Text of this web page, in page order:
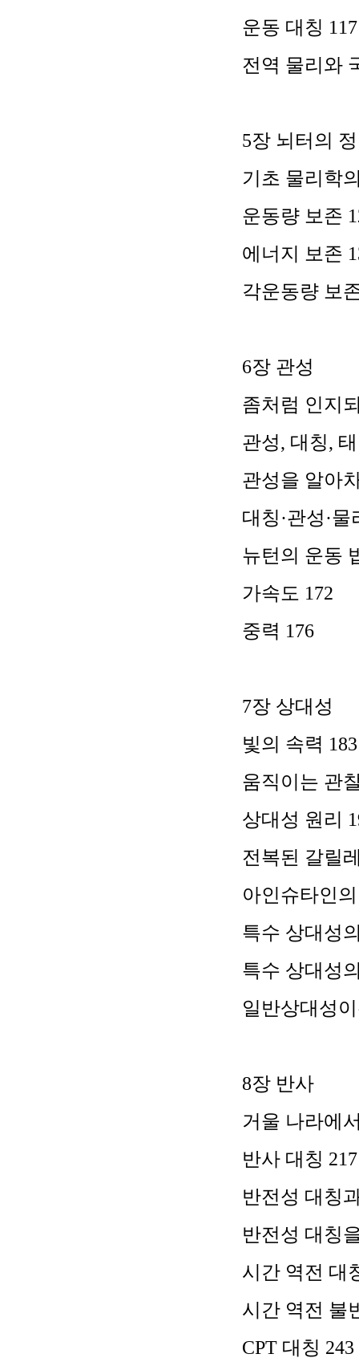
운동 대칭 117
전역 물리와
5장 뇌터의
기초 물리학
운동량 보존
에너지 보존
각운동량 보
6장 관성
좀처럼 인지
관성, 대칭,
관성을 알아
대칭·관성·물
뉴턴의 운동
가속도 172
중력 176
7장 상대성
빛의 속력 183
움직이는 관
상대성 원리
전복된 갈릴
아인슈타인
특수 상대성
특수 상대성
일반상대성
8장 반사
거울 나라에
반사 대칭 217
반전성 대칭
반전성 대칭
시간 역전 대
시간 역전 불
CPT 대칭 243